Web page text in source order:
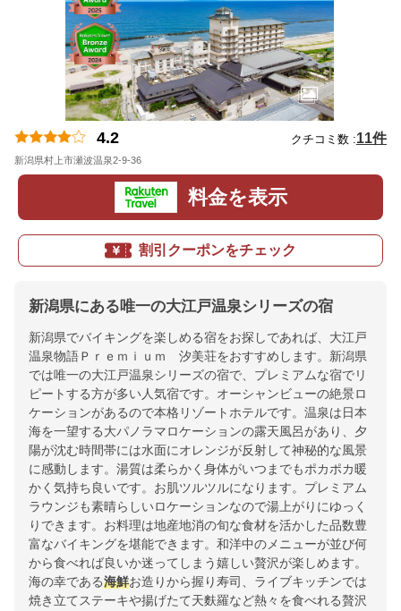
4.2 クチコミ数 :11件
新潟県村上市瀬波温泉2-9-36
料金を表示
割引クーポンをチェック
新潟県にある唯一の大江戸温泉シリーズの宿
新潟県でバイキングを楽しめる宿をお探しであれば、大江戸
温泉物語Ｐｒｅｍｉｕｍ 汐美荘をおすすめします。新潟県
では唯一の大江戸温泉シリーズの宿で、プレミアムな宿でリ
ピートする方が多い人気宿です。オーシャンビューの絶景ロ
ケーションがあるので本格リゾートホテルです。温泉は日本
海を一望する大パノラマロケーションの露天風呂があり、夕
陽が沈む時間帯には水面にオレンジが反射して神秘的な風景
に感動します。湯質は柔らかく身体がいつまでもポカポカ暖
かく気持ち良いです。お肌ツルツルになります。プレミアム
ラウンジも素晴らしいロケーションなので湯上がりにゆっく
りできます。お料理は地産地消の旬な食材を活かした品数豊
富なバイキングを堪能できます。和洋中のメニューが並び何
から食べれば良いか迷ってしまう嬉しい贅沢が楽しめます。
海の幸である海鮮お造りから握り寿司、ライブキッチンでは
焼き立てステーキや揚げたて天麩羅など熱々を食べれる贅沢